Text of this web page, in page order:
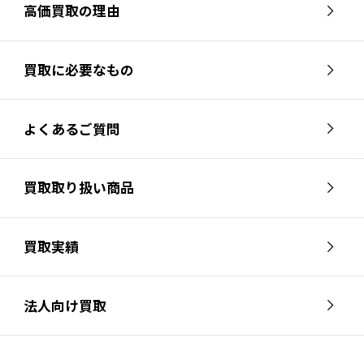
高価買取の理由
買取に必要なもの
よくあるご質問
買取取り扱い商品
買取実績
法人向け買取